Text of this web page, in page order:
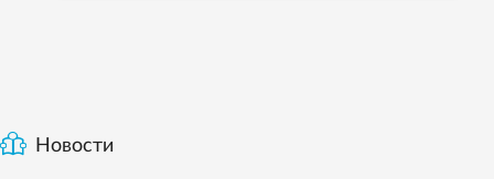
Новости